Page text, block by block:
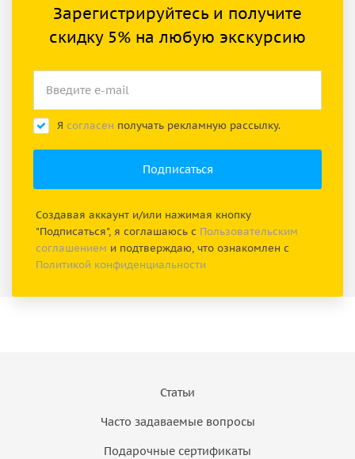
Зарегистрируйтесь и получите
скидку 5% на любую экскурсию
Я согласен получать рекламную рассылку.
Создавая аккаунт и/или нажимая кнопку
"Подписаться", я соглашаюсь с Пользовательским
соглашением и подтверждаю, что ознакомлен с
Политикой конфиденциальности
Статьи
Часто задаваемые вопросы
Подарочные сертификаты